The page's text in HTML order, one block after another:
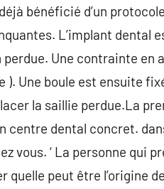
bénéficié d’un
L’implant dental
Une contrainte en
). Une boule est ensuite
la saillie perdue.La
centre dental concret.
vous. ‘ La personne qui
peut être l’origine